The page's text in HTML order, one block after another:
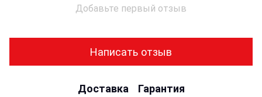
Добавьте первый отзыв
Написать отзыв
Доставка Гарантия